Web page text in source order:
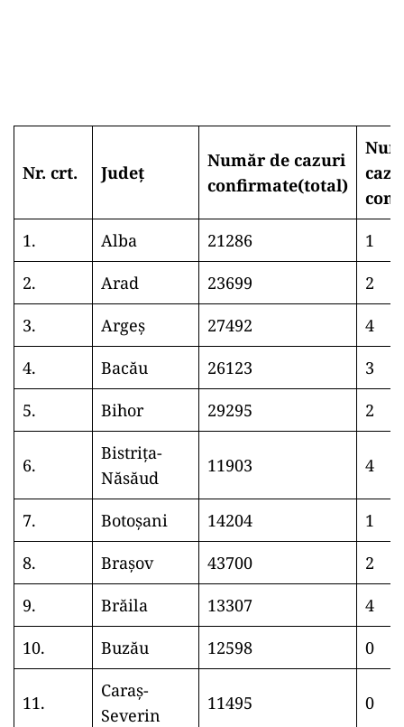
Nr. crt. Județ
Număr de cazuri
confirmate(total)
1.
Alba 21286
1
2.
Arad 23699
2
3.
Argeș 27492
4
4.
Bacău 26123
3
5.
Bihor 29295 2
6.
Bistrița-
Năsăud
11903 4
7. Botoșani 14204
1
8.
Brașov 43700
2
9.
Brăila 13307
4
10.
Buzău 12598 0
11.
Caraș-
Severin
11495 0